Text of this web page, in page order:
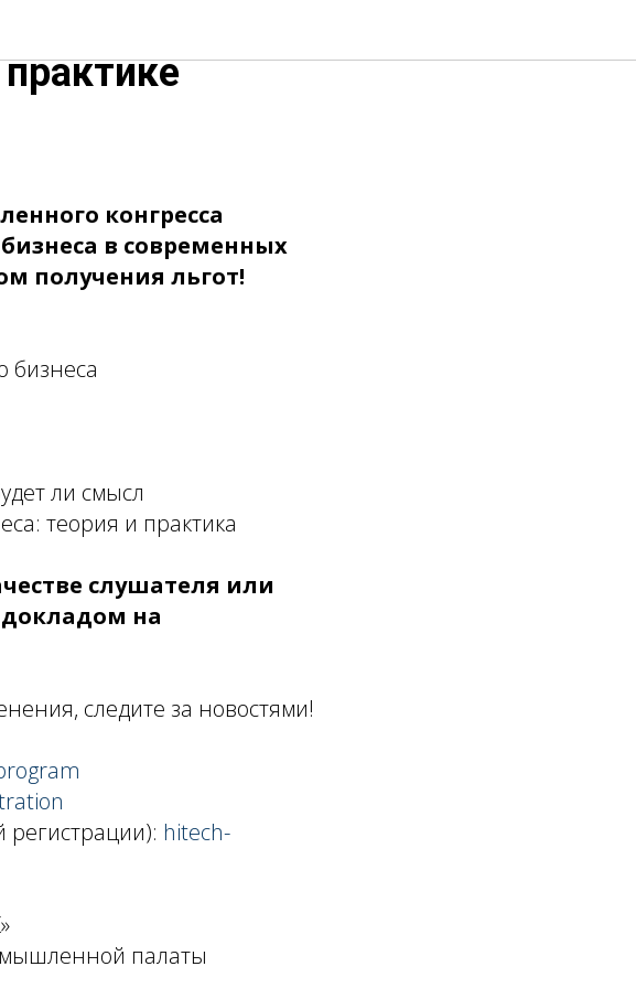
современных
конгресса
в современных
получения льгот!
бизнеса
ли смысл
теория и практика
слушателя или
на
следите за новостями!
регистрации): hitech-
палаты